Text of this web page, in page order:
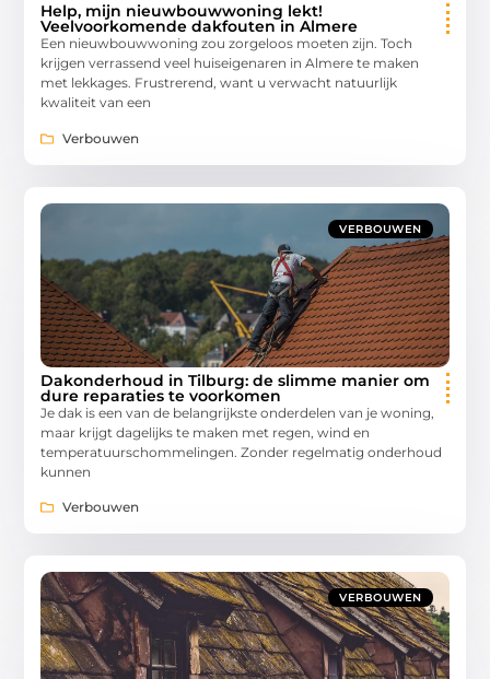
Help, mijn nieuwbouwwoning lekt!
Veelvoorkomende dakfouten in Almere
Een nieuwbouwwoning zou zorgeloos moeten zijn. Toch
krijgen verrassend veel huiseigenaren in Almere te maken
met lekkages. Frustrerend, want u verwacht natuurlijk
kwaliteit van een
Verbouwen
VERBOUWEN
Dakonderhoud in Tilburg: de slimme manier om
dure reparaties te voorkomen
Je dak is een van de belangrijkste onderdelen van je woning,
maar krijgt dagelijks te maken met regen, wind en
temperatuurschommelingen. Zonder regelmatig onderhoud
kunnen
Verbouwen
VERBOUWEN